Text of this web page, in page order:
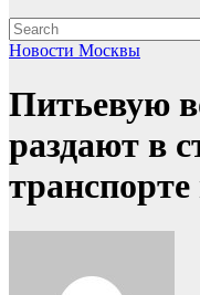
Новости Москвы
Питьевую
раздают в